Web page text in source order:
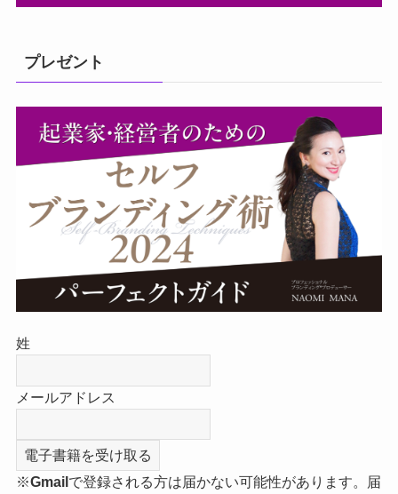
プレゼント
姓
メールアドレス
※Gmailで登録される方は届かない可能性があります。届